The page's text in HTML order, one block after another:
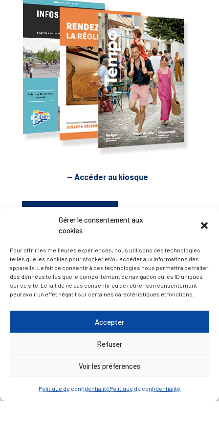
Gérer le consentement aux
cookies
Pour offrir les meilleures expériences, nous utilisons des technologies
telles que les cookies pour stocker et/ou accéder aux informations des
appareils. Le fait de consentir à ces technologies nous permettra de traiter
des données telles que le comportement de navigation ou les ID uniques
sur ce site. Le fait de ne pas consentir ou de retirer son consentement
peut avoir un effet négatif sur certaines caractéristiques et fonctions.
Accepter
Refuser
Voir les préférences
Politique de confidentialitéPolitique de confidentialité
— Accéder au kiosque
D’ART ET D’HISTOIRE